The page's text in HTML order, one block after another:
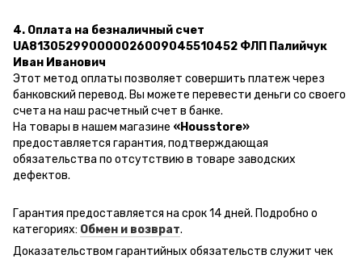
4. Оплата на безналичный счет
UA813052990000026009045510452 ФЛП Палийчук
Иван Иванович
Этот метод оплаты позволяет совершить платеж через
банковский перевод. Вы можете перевести деньги со своего
счета на наш расчетный счет в банке.
На товары в нашем магазине «Housstore»
предоставляется гарантия, подтверждающая
обязательства по отсутствию в товаре заводских
дефектов.
Гарантия предоставляется на срок 14 дней. Подробно о
категориях: Обмен и возврат.
Доказательством гарантийных обязательств служит чек